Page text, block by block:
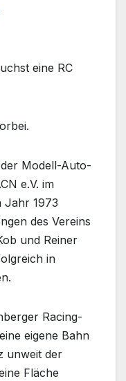
eine RC
Modell-Auto-
e.V. im
Jahr 1973
des Vereins
und Reiner
in
Racing-
eigene Bahn
unweit der
Fläche